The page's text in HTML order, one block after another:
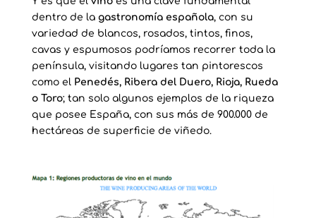
dentro de la gastronomía española, con su
variedad de blancos, rosados, tintos, finos,
cavas y espumosos podríamos recorrer toda la
península, visitando lugares tan pintorescos
como elPenedés, Ribera del Duero, Rioja, Rueda
o Toro; tan solo algunos ejemplos de la riqueza
que posee España, con sus más de 900.000 de
hectáreas de superficie de viñedo.